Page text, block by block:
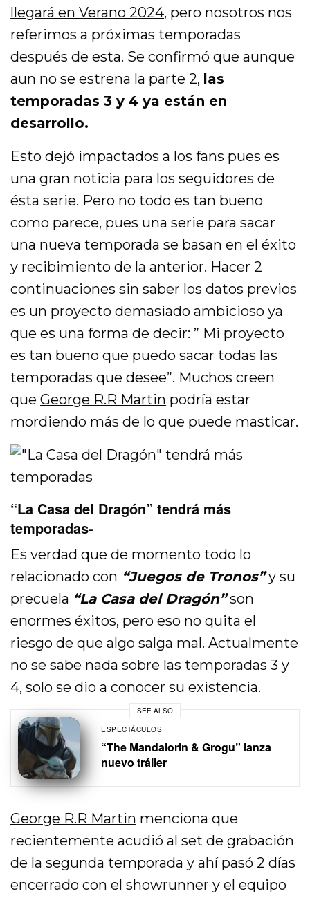
llegará en Verano 2024, pero nosotros nos
referimos a próximas temporadas
después de esta. Se confirmó que aunque
aun no se estrena la parte 2, las
temporadas 3 y 4 ya están en
desarrollo.
Esto dejó impactados a los fans pues es
una gran noticia para los seguidores de
ésta serie. Pero no todo es tan bueno
como parece, pues una serie para sacar
una nueva temporada se basan en el éxito
y recibimiento de la anterior. Hacer 2
continuaciones sin saber los datos previos
es un proyecto demasiado ambicioso ya
que es una forma de decir: ” Mi proyecto
es tan bueno que puedo sacar todas las
temporadas que desee”. Muchos creen
queGeorge R.R Martin podría estar
mordiendo más de lo que puede masticar.
“La Casa del Dragón” tendrá más
temporadas-
Es verdad que de momento todo lo
relacionado con “Juegos de Tronos”y su
precuela “La Casa del Dragón”son
enormes éxitos, pero eso no quita el
riesgo de que algo salga mal. Actualmente
no se sabe nada sobre las temporadas 3 y
4, solo se dio a conocer su existencia.
SEE ALSO
ESPECTÁCULOS
“The Mandalorin & Grogu” lanza
nuevo tráiler
George R.R Martin menciona que
recientemente acudió al set de grabación
de la segunda temporada y ahí pasó 2 días
encerrado con el showrunner y el equipo